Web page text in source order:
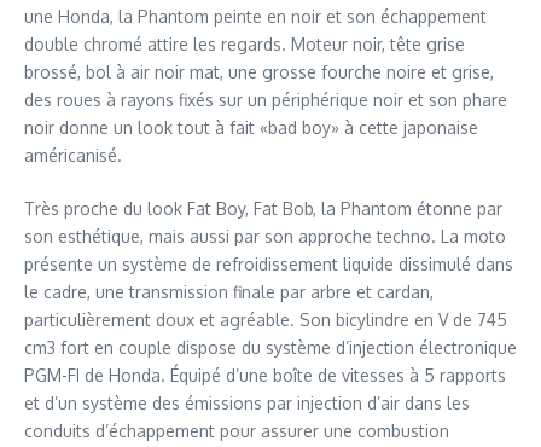
une Honda, la Phantom peinte en noir et son échappement
double chromé attire les regards. Moteur noir, tête grise
brossé, bol à air noir mat, une grosse fourche noire et grise,
des roues à rayons fixés sur un périphérique noir et son phare
noir donne un look tout à fait «bad boy» à cette japonaise
américanisé.
Très proche du look Fat Boy, Fat Bob, la Phantom étonne par
son esthétique, mais aussi par son approche techno. La moto
présente un système de refroidissement liquide dissimulé dans
le cadre, une transmission finale par arbre et cardan,
particulièrement doux et agréable. Son bicylindre en V de 745
cm3 fort en couple dispose du système d’injection électronique
PGM-FI de Honda. Équipé d’une boîte de vitesses à 5 rapports
et d’un système des émissions par injection d’air dans les
conduits d’échappement pour assurer une combustion